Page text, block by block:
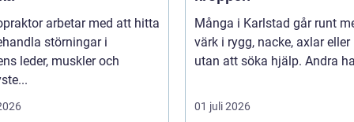
arbetar med att hitta
störningar i
leder, muskler och
Många i Karlstad går runt
värk i rygg, nacke, axlar
utan att söka hjälp. Andra
01 juli 2026